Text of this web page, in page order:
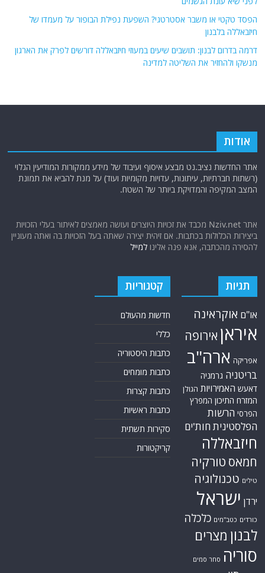
הפסד טקטי או משבר אסטרטגי? השפעת נפילת הבופור על מעמדו של
חיזבאללה בלבנון
דרמה בדרום לבנון: תושבים שיעים במעוזי חיזבאללה דורשים לפרק את הארגון
מנשקו ולהחזיר את השליטה למדינה
אודות
אתר החדשות נציב.נט מבצע איסוף ועיבוד של מידע ממקורות המודיעין הגלוי
(רשתות חברתיות, עיתונות, עדויות מקומיות ועוד) על מנת להביא את תמונת
המצב המקיפה והמדויקת ביותר של השטח.
אתר Nziv.net מכבד את זכויות היוצרים ועושה מאמצים לאיתור בעלי הזכויות
ביצירות הכלולות בכתבות. אם זיהית יצירה שאתה בעל הזכויות בה ואתה מעוניין
להסירה מהכתבה, אנא פנה אלינולמייל
תגיות
או"ם אוקראינה
איראן אירופה
אפריקה ארה"ב
בריטניה גרמניה
דאעש האמירויות הגולן
המזרח התיכון המפרץ
הפרסי הרשות
הפלסטיניתחות'ים
חיזבאללה
חמאס טורקיה
טילים טכנולוגיה
ירדן ישראל
כורדים כטב"מים כלכלה
לבנון מצרים
סוריה סחר סמים
קטגוריות
חדשות מהעולם
כללי
כתבות היסטוריה
כתבות מומחים
כתבות קצרות
כתבות ראשיות
סקירות תשתית
קריקטורות